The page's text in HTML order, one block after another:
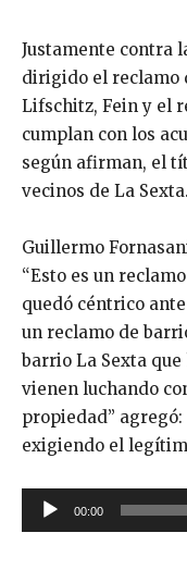
Justamente contra
dirigido el reclamo
Lifschitz, Fein y el
cumplan con los
según afirman, el
vecinos de La Sexta.
Guillermo
“Esto es un
quedó céntrico
un reclamo de
barrio La Sexta que
vienen luchando
propiedad”
exigiendo el
e
00:00